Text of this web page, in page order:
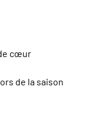
cœur
de la saison